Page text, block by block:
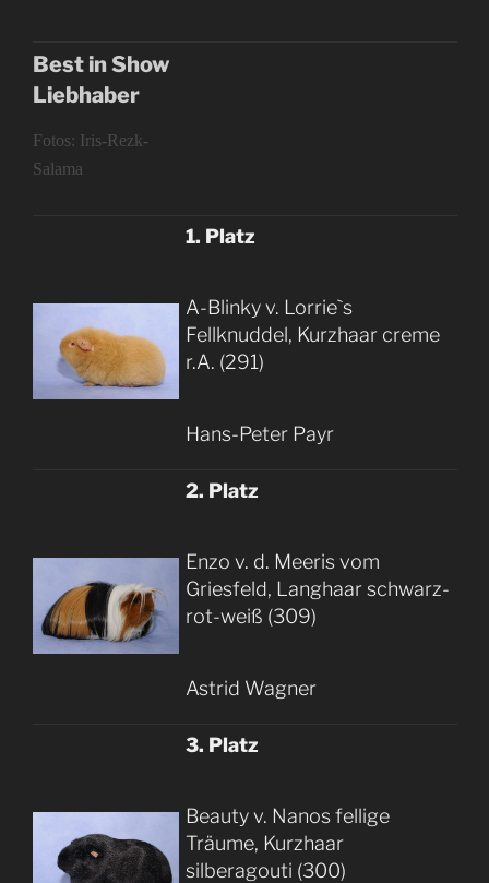
Best in Show
Liebhaber
Fotos: Iris-Rezk-
Salama
1. Platz
A-Blinky v. Lorrie`s
Fellknuddel, Kurzhaar creme
r.A. (291)
Hans-Peter Payr
2. Platz
Enzo v. d. Meeris vom
Griesfeld, Langhaar schwarz-
rot-weiß (309)
Astrid Wagner
3. Platz
Beauty v. Nanos fellige
Träume, Kurzhaar
silberagouti (300)